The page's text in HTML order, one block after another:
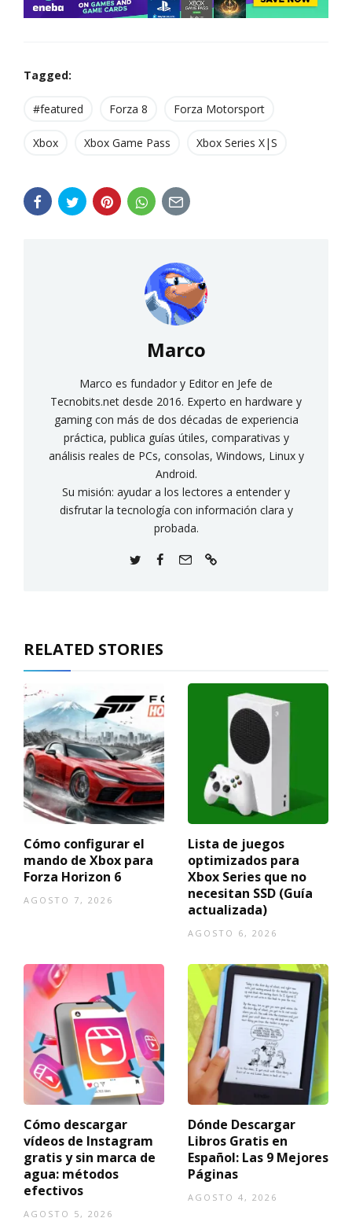
Tagged:
#featured Forza 8 Forza Motorsport
Xbox Xbox Game Pass Xbox Series X|S
Marco
Marco es fundador y Editor en Jefe de
Tecnobits.net desde 2016. Experto en hardware y
gaming con más de dos décadas de experiencia
práctica, publica guías útiles, comparativas y
análisis reales de PCs, consolas, Windows, Linux y
Android.
Su misión: ayudar a los lectores a entender y
disfrutar la tecnología con información clara y
probada.
RELATED STORIES
Cómo configurar el
mando de Xbox para
Forza Horizon 6
AGOSTO 7, 2026
Lista de juegos
optimizados para
Xbox Series que no
necesitan SSD (Guía
actualizada)
AGOSTO 6, 2026
Cómo descargar
vídeos de Instagram
gratis y sin marca de
agua: métodos
efectivos
AGOSTO 5, 2026
Dónde Descargar
Libros Gratis en
Español: Las 9 Mejores
Páginas
AGOSTO 4, 2026